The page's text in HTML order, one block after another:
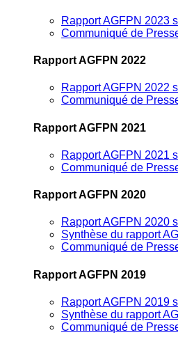
Rapport AGFPN 2023
Communiqué de
Rapport AGFPN 2022
Rapport AGFPN 2022
Communiqué de
Rapport AGFPN 2021
Rapport AGFPN 2021
Communiqué de
Rapport AGFPN 2020
Rapport AGFPN 2020
Synthèse du rapport
Communiqué de
Rapport AGFPN 2019
Rapport AGFPN 2019
Synthèse du rapport
Communiqué de